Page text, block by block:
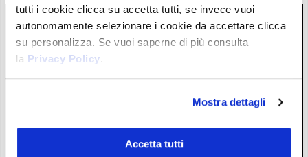
tutti i cookie clicca su accetta tutti, se invece vuoi
autonomamente selezionare i cookie da accettare clicca
su personalizza. Se vuoi saperne di più consulta
la Privacy Policy.
Mostra dettagli
Accetta tutti